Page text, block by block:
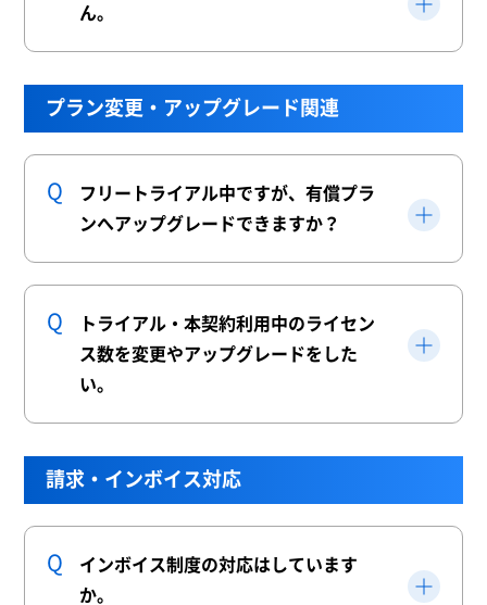
ん。
プラン変更・アップグレード関連
フリートライアル中ですが、有償プラ
ンへアップグレードできますか？
トライアル・本契約利用中のライセン
ス数を変更やアップグレードをした
い。
請求・インボイス対応
インボイス制度の対応はしています
か。